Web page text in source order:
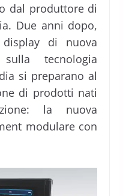
dal produttore di
Due anni dopo,
di nuova
tecnologia
si preparano al
di prodotti nati
la nuova
modulare con